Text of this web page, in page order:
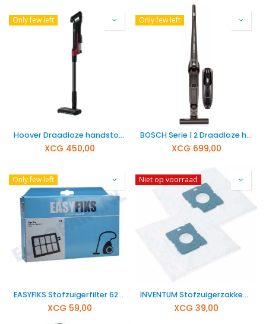
Only few left
Hoover Draadloze handstofzuiger HF210H 011
XCG 450,00
Only few left
BOSCH Serie | 2 Draadloze handstofzuiger BCHF220T
XCG 699,00
Only few left
EASYFIKS Stofzuigerfilter 62706086
XCG 59,00
Niet op voorraad
INVENTUM Stofzuigerzakken SZ300
XCG 39,00